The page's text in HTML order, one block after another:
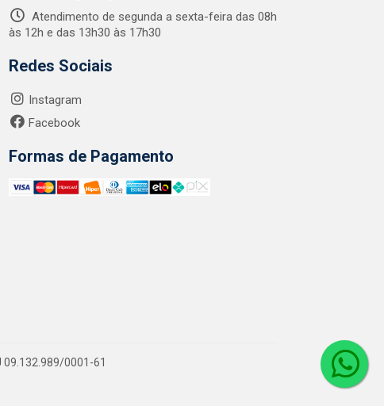
Atendimento de segunda a sexta-feira das 08h
às 12h e das 13h30 às 17h30
Redes Sociais
Instagram
Facebook
Formas de Pagamento
09.132.989/0001-61